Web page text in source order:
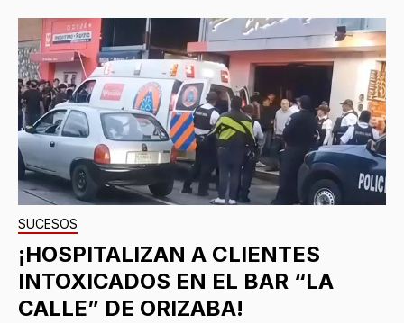
SUCESOS
¡HOSPITALIZAN A CLIENTES
INTOXICADOS EN EL BAR “LA
CALLE” DE ORIZABA!